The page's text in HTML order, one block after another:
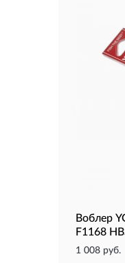
Воблер
F1168
1 008 руб.